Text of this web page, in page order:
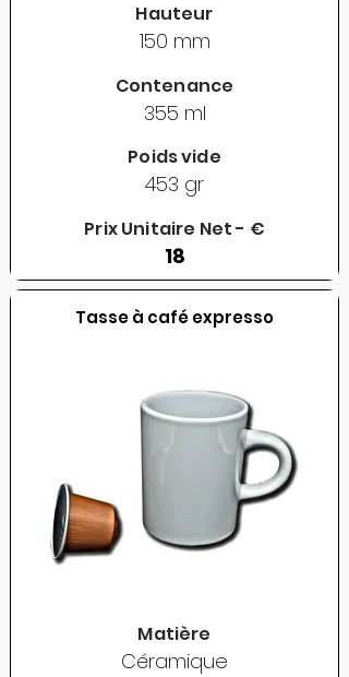
Hauteur
150 mm
Contenance
355 ml
Poids vide
453 gr
Prix Unitaire Net - €
18
Tasse à café expresso
Matière
Céramique